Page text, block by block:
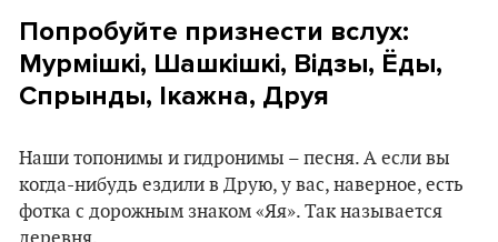
Попробуйте признести вслух:
Мурмішкі, Шашкішкі, Відзы, Ёды,
Спрынды, Ікажна, Друя
Наши топонимы и гидронимы – песня. А если вы
когда-нибудь ездили в Друю, у вас, наверное, есть
фотка с дорожным знаком «Яя». Так называется